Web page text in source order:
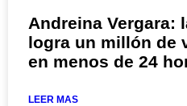
Andreina Vergara:
logra un millón de
en menos de 24
LEER MAS